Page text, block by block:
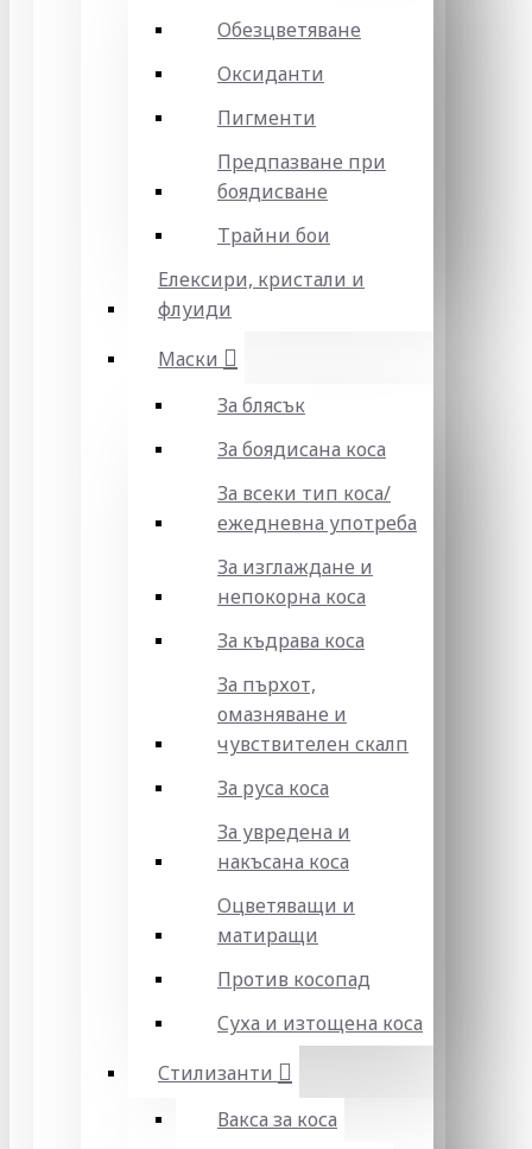
Обезцветяване
Оксиданти
Пигменти
Предпазване при
боядисване
Трайни бои
Елексири, кристали и
флуиди
Маски
За блясък
За боядисана коса
За всеки тип коса/
ежедневна употреба
За изглаждане и
непокорна коса
За къдрава коса
За пърхот,
омазняване и
чувствителен скалп
За руса коса
За увредена и
накъсана коса
Оцветяващи и
матиращи
Против косопад
Суха и изтощена коса
Стилизанти
Вакса за коса